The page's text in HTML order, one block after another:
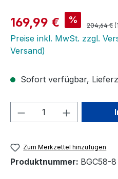
Verkaufspreis:
169,99 € % Regulärer
204,64 €
Preise inkl. MwSt. zzgl.
Versand)
Sofort verfügbar,
Produkt Anzahl:
Zum Merkzettel hinzufügen
Produktnummer: BGC58-8